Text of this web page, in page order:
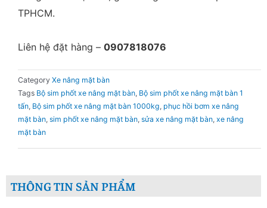
TPHCM.
Liên hệ đặt hàng – 0907818076
Category Xe nâng mặt bàn
Tags Bộ sim phốt xe nâng mặt bàn, Bộ sim phốt xe nâng mặt bàn 1
tấn, Bộ sim phốt xe nâng mặt bàn 1000kg, phục hồi bơm xe nâng
mặt bàn, sim phốt xe nâng mặt bàn, sửa xe nâng mặt bàn, xe nâng
mặt bàn
THÔNG TIN SẢN PHẨM